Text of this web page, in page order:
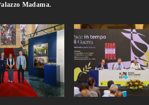
Madama.